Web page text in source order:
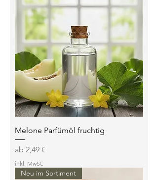
Melone Parfümöl fruchtig
ab 2,49 €
Sale-Preis
inkl. MwSt.
Neu im Sortiment